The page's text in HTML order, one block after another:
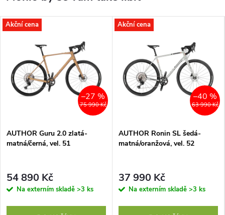
Akční cena
75 990 Kč
–27 %
AUTHOR Guru 2.0 zlatá-
matná/černá, vel. 51
54 890 Kč
Na externím skladě >3 ks
Akční cena
63 990 Kč
–40 %
AUTHOR Ronin SL šedá-
matná/oranžová, vel. 52
37 990 Kč
Na externím skladě >3 ks